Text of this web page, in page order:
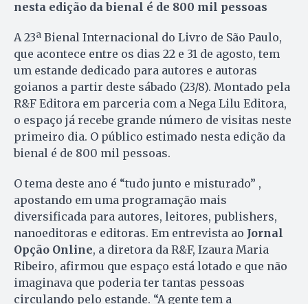
nesta edição da bienal é de 800 mil pessoas
A 23ª Bienal Internacional do Livro de São Paulo,
que acontece entre os dias 22 e 31 de agosto, tem
um estande dedicado para autores e autoras
goianos a partir deste sábado (23/8). Montado pela
R&F Editora em parceria com a Nega Lilu Editora,
o espaço já recebe grande número de visitas neste
primeiro dia. O público estimado nesta edição da
bienal é de 800 mil pessoas.
O tema deste ano é “tudo junto e misturado” ,
apostando em uma programação mais
diversificada para autores, leitores, publishers,
nanoeditoras e editoras. Em entrevista ao Jornal
Opção Online, a diretora da R&F, Izaura Maria
Ribeiro, afirmou que espaço está lotado e que não
imaginava que poderia ter tantas pessoas
circulando pelo estande. “A gente tem a